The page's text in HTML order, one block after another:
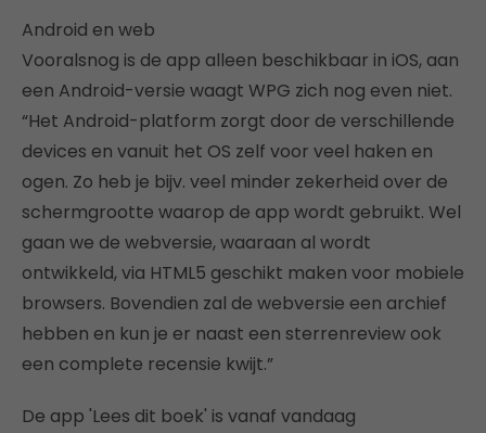
Android en web
Vooralsnog is de app alleen beschikbaar in iOS, aan
een Android-versie waagt WPG zich nog even niet.
“Het Android-platform zorgt door de verschillende
devices en vanuit het OS zelf voor veel haken en
ogen. Zo heb je bijv. veel minder zekerheid over de
schermgrootte waarop de app wordt gebruikt. Wel
gaan we de webversie, waaraan al wordt
ontwikkeld, via HTML5 geschikt maken voor mobiele
browsers. Bovendien zal de webversie een archief
hebben en kun je er naast een sterrenreview ook
een complete recensie kwijt.”
De app 'Lees dit boek' is vanaf vandaag